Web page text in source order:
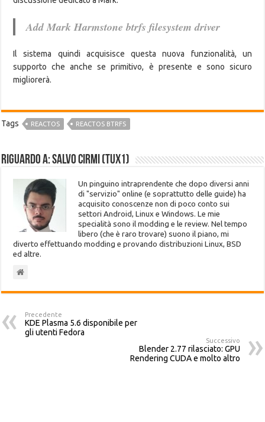
Add Mark Harmstone btrfs filesystem driver
Il sistema quindi acquisisce questa nuova funzionalità, un
supporto che anche se primitivo, è presente e sono sicuro
migliorerà.
Tags REACTOS REACTOS BTRFS
Riguardo a: Salvo Cirmi (Tux1)
Un pinguino intraprendente che dopo diversi anni
di "servizio" online (e soprattutto delle guide) ha
acquisito conoscenze non di poco conto sui
settori Android, Linux e Windows. Le mie
specialità sono il modding e le review. Nel tempo
libero (che è raro trovare) suono il piano, mi
diverto effettuando modding e provando distribuzioni Linux, BSD
ed altre.
Precedente
KDE Plasma 5.6 disponibile per
gli utenti Fedora
Successivo
Blender 2.77 rilasciato: GPU
Rendering CUDA e molto altro